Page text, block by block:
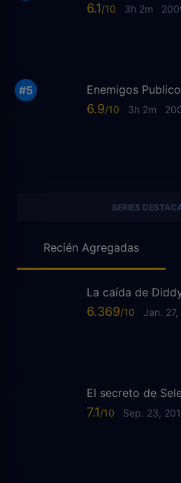
6.1 3h 2m
Enemigos
6.9 3h 2m
SERIES
Recién Agregadas
La caída de
6.369 Jan.
El secreto de
7.1 Sep. 23,